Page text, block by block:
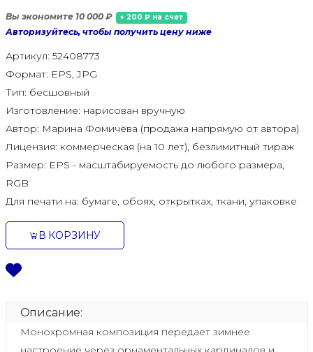
Вы экономите 10 000 ₽ + 200 ₽ на счет
Авторизуйтесь, чтобы получить цену ниже
Артикул: 52408773
Формат: EPS, JPG
Тип: бесшовный
Изготовление: нарисован вручную
Автор: Марина Фомичёва (продажа напрямую от автора)
Лицензия: коммерческая (на 10 лет), безлимитный тираж
Размер: EPS - масштабируемость до любого размера,
RGB
Для печати на: бумаге, обоях, открытках, ткани, упаковке
В КОРЗИНУ
Описание:
Монохромная композиция передает зимнее